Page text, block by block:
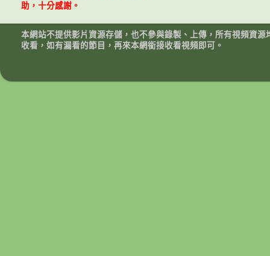
助，十分感謝。
本網站不提供影片資源存儲，也不參與錄製、上傳，所有視頻資
收看，如有漏看的節目，再來本網銜接收看視頻即可。